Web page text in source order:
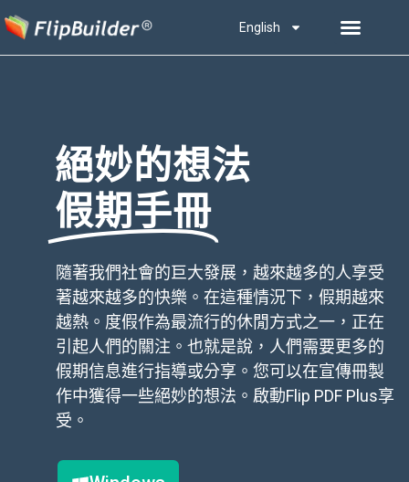
English
絕妙的想法
假期手冊
隨著我們社會的巨大發展，越來越多的人享受
著越來越多的快樂。在這種情況下，假期越來
越熱。度假作為最流行的休閒方式之一，正在
引起人們的關注。也就是說，人們需要更多的
假期信息進行指導或分享。您可以在宣傳冊製
作中獲得一些絕妙的想法。啟動Flip PDF Plus享
受。